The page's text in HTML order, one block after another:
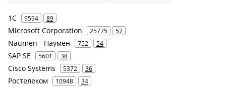
1С 9594 89
Microsoft Corporation 25775 57
Naumen - Наумен 752 54
SAP SE 5601 38
Cisco Systems 5372 36
Ростелеком 10948 34